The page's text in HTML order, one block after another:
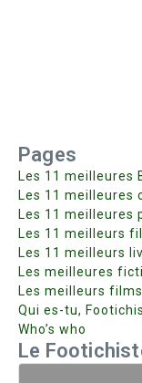
Pages
Les 11 meilleures
Les 11 meilleures
Les 11 meilleures
Les 11 meilleurs
Les 11 meilleurs
Les meilleures
Les meilleurs
Qui es-tu,
Who’s who
Le